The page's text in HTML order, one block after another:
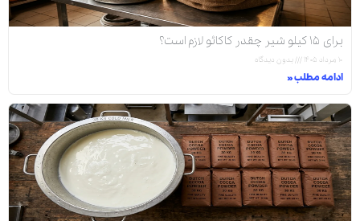
برای ۱۵ کیلو شیر چقدر کاکائو لازم است؟
۱۰ مرداد ۱۴۰۵ بدون دیدگاه
ادامه مطلب »